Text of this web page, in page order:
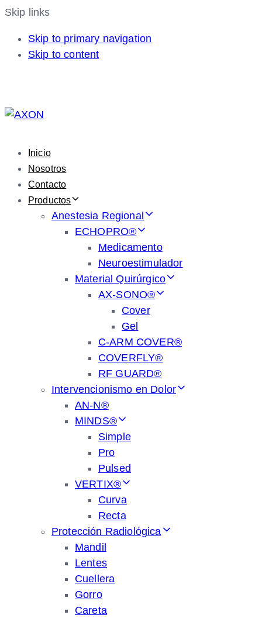
Skip links
Skip to primary navigation
Skip to content
Inicio
Nosotros
Contacto
Productos
Anestesia Regional
ECHOPRO®
Medicamento
Neuroestimulador
Material Quirúrgico
AX-SONO®
Cover
Gel
C-ARM COVER®
COVERFLY®
RF GUARD®
Intervencionismo en Dolor
AN-N®
MINDS®
Simple
Pro
Pulsed
VERTIX®
Curva
Recta
Protección Radiológica
Mandil
Lentes
Cuellera
Gorro
Careta